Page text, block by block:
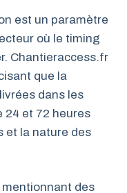
est un paramètre
où le timing
Chantieraccess.fr
que la
dans les
24 et 72 heures
et la nature des
des